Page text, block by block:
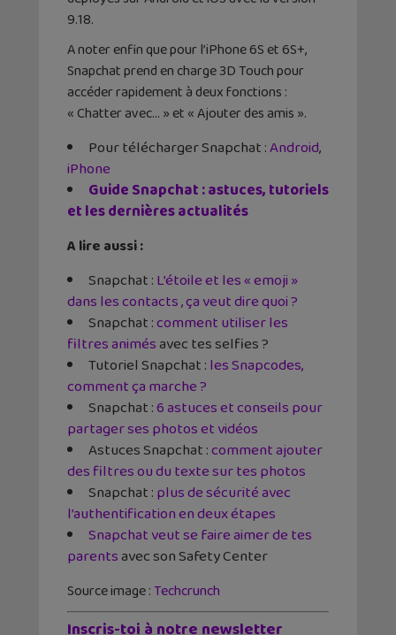
9.18.
A noter enfin que pour l’iPhone 6S et 6S+,
Snapchatprend en charge 3D Touch pour
accéder rapidement à deux fonctions :
« Chatter avec… » et « Ajouter des amis ».
Pour télécharger Snapchat :Android,
iPhone
Guide Snapchat : astuces, tutoriels
et les dernières actualités
A lire aussi :
Snapchat :L’étoile et les « emoji »
dans les contacts , ça veut dire quoi ?
Snapchat :comment utiliser les
filtres animésavec tes selfies ?
Tutoriel Snapchat :les Snapcodes,
comment ça marche ?
Snapchat :6 astuces et conseils pour
partager ses photos et vidéos
Astuces Snapchat :comment ajouter
des filtres ou du texte sur tes photos
Snapchat :plus de sécurité avec
l’authentification en deux étapes
Snapchat veut se faire aimer de tes
parentsavec son Safety Center
Source image :Techcrunch
Inscris-toi à notre newsletter